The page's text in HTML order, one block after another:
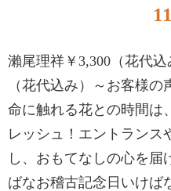
瀨尾理祥￥3,300（花代
（花代込み）～お客様の
命に触れる花との時間は
レッシュ！エントランス
し、おもてなしの心を届
ばなお稽古記念日いけば